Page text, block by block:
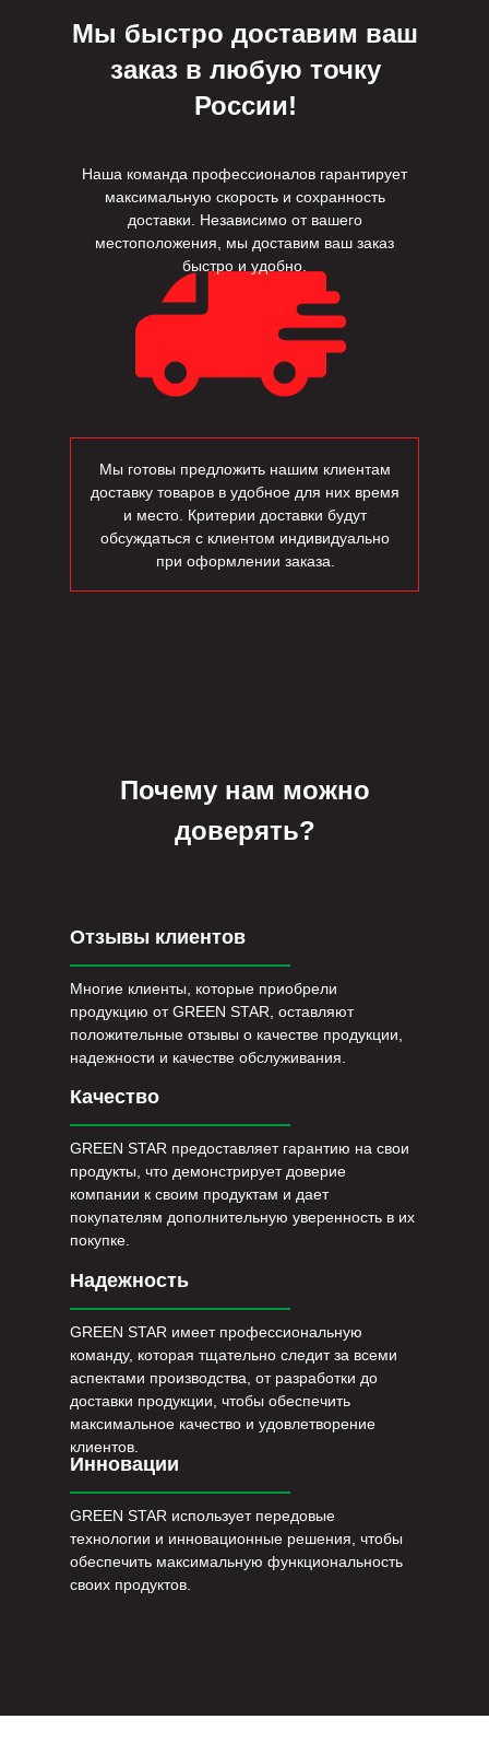
многократно без потери качества.
Мы быстро доставим ваш
заказ в любую точку
России!
Мы готовы предложить нашим клиентам
доставку товаров в удобное для них время
и место. Критерии доставки будут
обсуждаться с клиентом индивидуально
при оформлении заказа.
Наша команда профессионалов гарантирует
максимальную скорость и сохранность
доставки. Независимо от вашего
местоположения, мы доставим ваш заказ
быстро и удобно.
Почему нам можно
доверять?
Отзывы клиентов
Многие клиенты, которые приобрели
продукцию от GREEN STAR, оставляют
положительные отзывы о качестве продукции,
надежности и качестве обслуживания.
Качество
Надежность
GREEN STAR предоставляет гарантию на свои
продукты, что демонстрирует доверие
компании к своим продуктам и дает
покупателям дополнительную уверенность в их
покупке.
Инновации
GREEN STAR имеет профессиональную
команду, которая тщательно следит за всеми
аспектами производства, от разработки до
доставки продукции, чтобы обеспечить
максимальное качество и удовлетворение
клиентов.
GREEN STAR использует передовые
технологии и инновационные решения, чтобы
обеспечить максимальную функциональность
своих продуктов.